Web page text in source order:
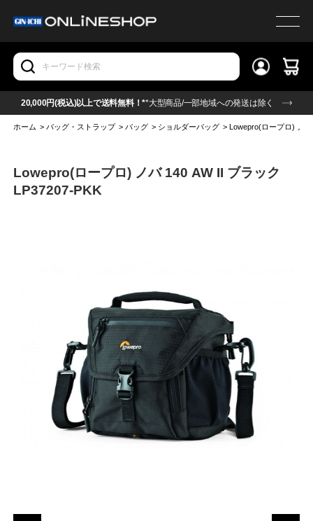
20,000円(税込)以上で送料無料！**大型商品/一部地域への発送は除く
ホーム >バッグ・ストラップ >バッグ > ショルダーバッグ >Lowepro(ロープロ) ノ
Lowepro(ロープロ) ノバ 140 AW II ブラック
LP37207-PKK